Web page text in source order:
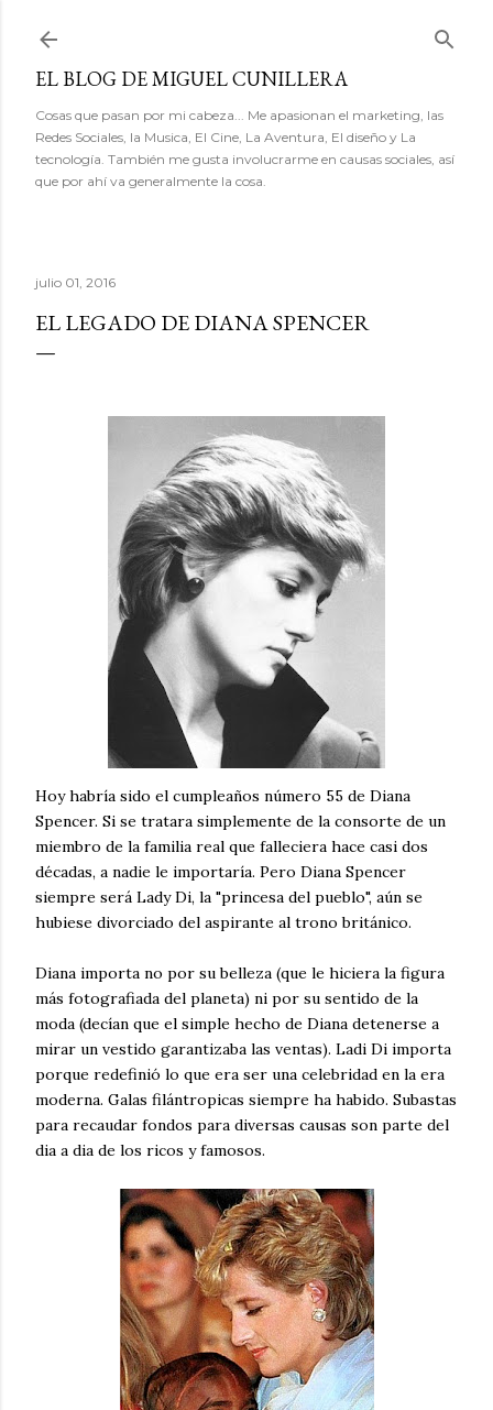
EL BLOG DE MIGUEL CUNILLERA
Cosas que pasan por mi cabeza... Me apasionan el marketing, las
Redes Sociales, la Musica, El Cine, La Aventura, El diseño y La
tecnología. También me gusta involucrarme en causas sociales, así
que por ahí va generalmente la cosa.
julio 01, 2016
EL LEGADO DE DIANA SPENCER
Hoy habría sido el cumpleaños número 55 de Diana
Spencer. Si se tratara simplemente de la consorte de un
miembro de la familia real que falleciera hace casi dos
décadas, a nadie le importaría. Pero Diana Spencer
siempre será Lady Di, la "princesa del pueblo", aún se
hubiese divorciado del aspirante al trono británico.
Diana importa no por su belleza (que le hiciera la figura
más fotografiada del planeta) ni por su sentido de la
moda (decían que el simple hecho de Diana detenerse a
mirar un vestido garantizaba las ventas). Ladi Di importa
porque redefinió lo que era ser una celebridad en la era
moderna. Galas filántropicas siempre ha habido. Subastas
para recaudar fondos para diversas causas son parte del
dia a dia de los ricos y famosos.